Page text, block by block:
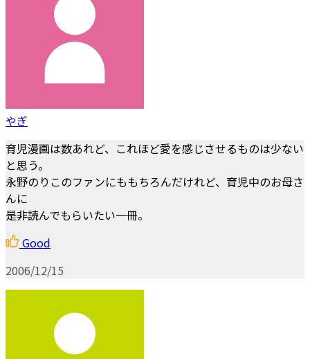
やぎ
育児漫画は数あれど、これほど愛を感じさせるものは少ない
と思う。
永野のりこのファンにももちろんだけれど、育児中のお母さ
んに
是非読んでもらいたい一冊。
Good
2006/12/15